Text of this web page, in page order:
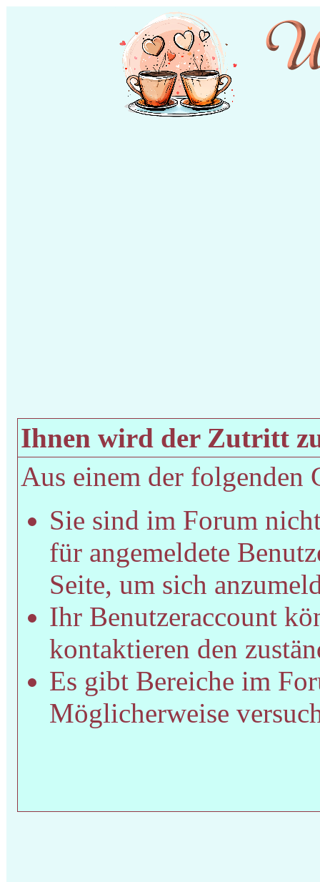
Ihnen wird der Zutritt
Aus einem der folgenden
Sie sind im Forum
für angemeldete
Seite, um sich
Ihr Benutzeraccount
kontaktieren den
Es gibt Bereiche im
Möglicherweise